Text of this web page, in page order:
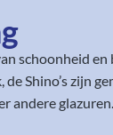
schoonheid
Shino’s zijn
andere glazuren.